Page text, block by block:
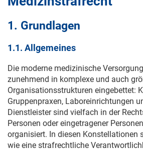
1. Grundlagen
1.1. Allgemeines
Die moderne medizinische
zunehmend in komplexe und auch
Organisationsstrukturen eingebettet:
Gruppenpraxen, Laboreinrichtungen
Dienstleister sind vielfach in der
Personen oder eingetragener
organisiert. In diesen Konstellationen
wie eine strafrechtliche